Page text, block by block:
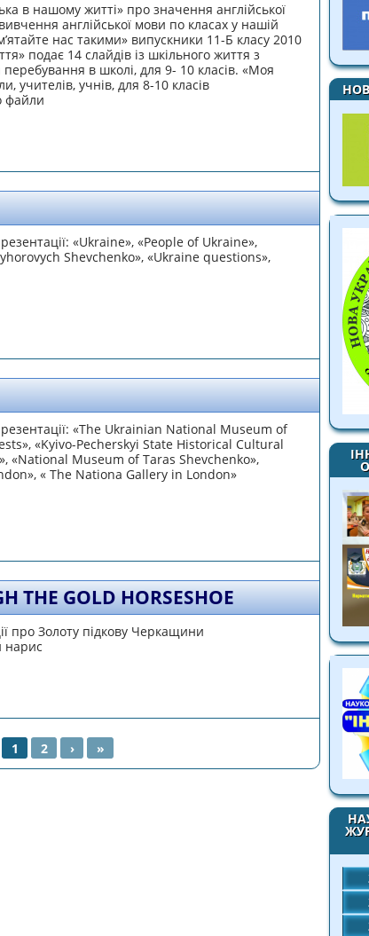
в нашому житті» про значення англійської
англійської мови по класах у нашій
нас такими» випускники 11-Б класу 2010
подає 14 слайдів із шкільного життя з
в школі, для 9- 10 класів. «Моя
учителів, учнів, для 8-10 класів
файли
«Ukraine», «Рeople of Ukraine»,
Shevchenko», «Ukraine questions»,
«The Ukrainian National Museum of
«Kyivo-Pecherskyi State Historical Cultural
«National Museum of Taras Shevchenko»,
« The Nationa Gallery in London»
THE GOLD HORSESHOE
про Золоту підкову Черкащини
нарис
the Gold Horseshoe
1 2 › »